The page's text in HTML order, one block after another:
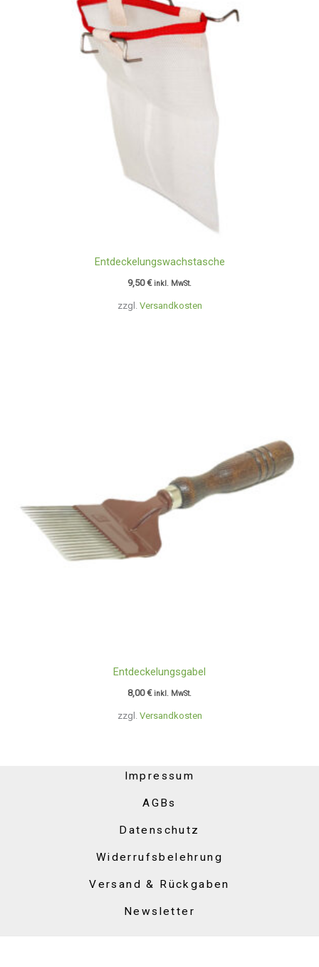
zzgl. Versandkosten
Entdeckelungswachstasche
9,50€ inkl. MwSt.
zzgl. Versandkosten
Entdeckelungsgabel
8,00€ inkl. MwSt.
Impressum
AGBs
Datenschutz
Widerrufsbelehrung
Versand & Rückgaben
Newsletter